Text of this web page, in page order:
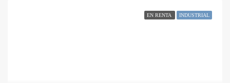
EN RENTA INDUSTRIAL